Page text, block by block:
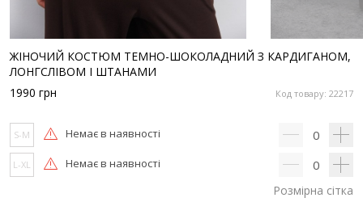
ЖІНОЧИЙ КОСТЮМ ТЕМНО-ШОКОЛАДНИЙ З КАРДИГАНОМ,
ЛОНГСЛІВОМ І ШТАНАМИ
Код товару: 22217
1990 грн
S-M Немає в наявності 0
L-XL Немає в наявності 0
Розмірна сітка